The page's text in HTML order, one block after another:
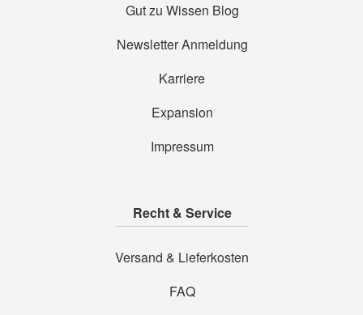
Gut zu Wissen Blog
Newsletter Anmeldung
Karriere
Expansion
Impressum
Recht & Service
Versand & Lieferkosten
FAQ